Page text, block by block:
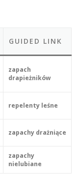
GUIDED LINK
zapach
drapieżników
repelenty leśne
zapachy drażniące
zapachy
nielubiane